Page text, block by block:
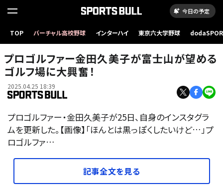
今日の予定
TOP バーチャル高校野球 インターハイ 東京六大学野球
プロゴルファー金田久美子が富士山が望める
ゴルフ場に大興奮！
2025.04.25 18:39
プロゴルファー・金田久美子が25日、自身のインスタグラ
ムを更新した。【画像】「ほんとは黒っぽくしたいけど…」プ
ロゴルファ…
記事全文を見る